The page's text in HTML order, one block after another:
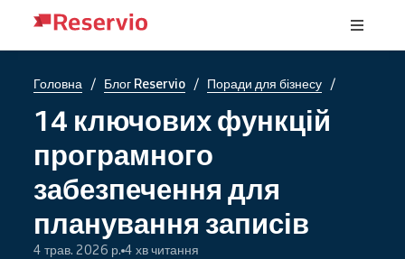
Головна / Блог Reservio / Поради для бізнесу /
14 ключових функцій
програмного
забезпечення для
планування записів
4 трав. 2026 р. 4 хв читання